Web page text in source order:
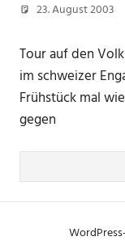
23. August 2003
Tour auf den
im schweizer
Frühstück mal
gegen